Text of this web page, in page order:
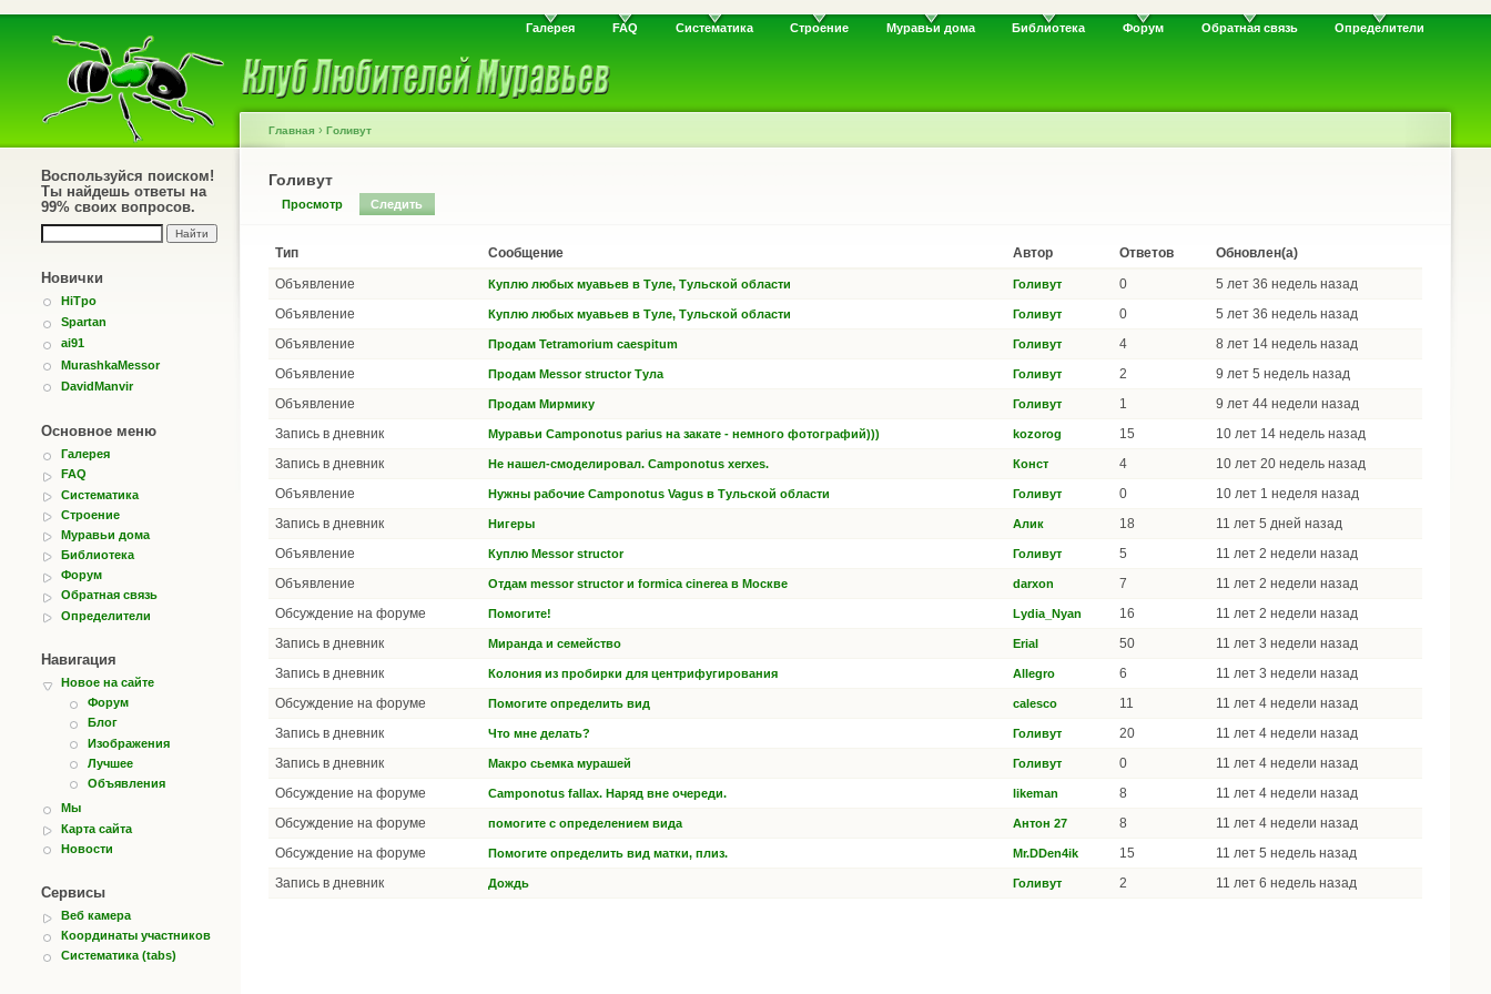
Галерея FAQ Систематика Строение Муравьи дома Библиотека Форум Обратная связь Определители
Воспользуйся поиском!
Ты найдешь ответы на
99% своих вопросов.
Новички
HiTpo
Spartan
ai91
MurashkaMessor
DavidManvir
Основное меню
Галерея
FAQ
Систематика
Строение
Муравьи дома
Библиотека
Форум
Обратная связь
Определители
Навигация
Новое на сайте
Форум
Блог
Изображения
Лучшее
Объявления
Мы
Карта сайта
Новости
Сервисы
Веб камера
Координаты участников
Систематика (tabs)
Главная › Голивут
Голивут
Просмотр Следить
Тип Сообщение Автор Ответов
Обновлен(а)
Объявление
Куплю любых муавьев в Туле, Тульской области Голивут 0
5 лет 36 недель назад
Объявление
Куплю любых муавьев в Туле, Тульской области Голивут 0
5 лет 36 недель назад
Объявление
Продам Tetramorium caespitum Голивут 4
8 лет 14 недель назад
Объявление
Продам Messor structor Тула Голивут 2
9 лет 5 недель назад
Объявление
Продам Мирмику Голивут 1
9 лет 44 недели назад
Запись в дневник
Муравьи Camponotus parius на закате - немного фотографий))) kozorog 15
10 лет 14 недель назад
Запись в дневник
Не нашел-смоделировал. Camponotus xerxes. Конст 4
10 лет 20 недель назад
Объявление
Нужны рабочие Camponotus Vagus в Тульской области Голивут 0
10 лет 1 неделя назад
Запись в дневник
Нигеры Алик 18
11 лет 5 дней назад
Объявление
Куплю Messor structor Голивут 5
11 лет 2 недели назад
Объявление
Отдам messor structor и formica cinerea в Москве darxon 7
11 лет 2 недели назад
Обсуждение на форуме
Помогите! Lydia_Nyan 16
11 лет 2 недели назад
Запись в дневник
Миранда и семейство Erial 50
11 лет 3 недели назад
Запись в дневник
Колония из пробирки для центрифугирования Allegro 6
11 лет 3 недели назад
Обсуждение на форуме
Помогите определить вид calesco 11
11 лет 4 недели назад
Запись в дневник
Что мне делать? Голивут 20
11 лет 4 недели назад
Запись в дневник
Макро сьемка мурашей Голивут 0
11 лет 4 недели назад
Обсуждение на форуме
Camponotus fallax. Наряд вне очереди. likeman 8
11 лет 4 недели назад
Обсуждение на форуме
помогите с определением вида Антон 27 8
11 лет 4 недели назад
Обсуждение на форуме
Помогите определить вид матки, плиз. Mr.DDen4ik 15
11 лет 5 недель назад
Запись в дневник
Дождь Голивут 2 11 лет 6 недель назад